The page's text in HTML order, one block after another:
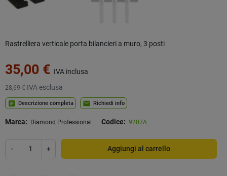
Rastrelliera verticale porta bilancieri a muro, 3 posti
35,00 € IVA inclusa
28,69 € IVA esclusa
assignment Descrizione completa mail Richiedi info
Marca: Diamond Professional Codice: 9207A
- + Aggiungi al carrello